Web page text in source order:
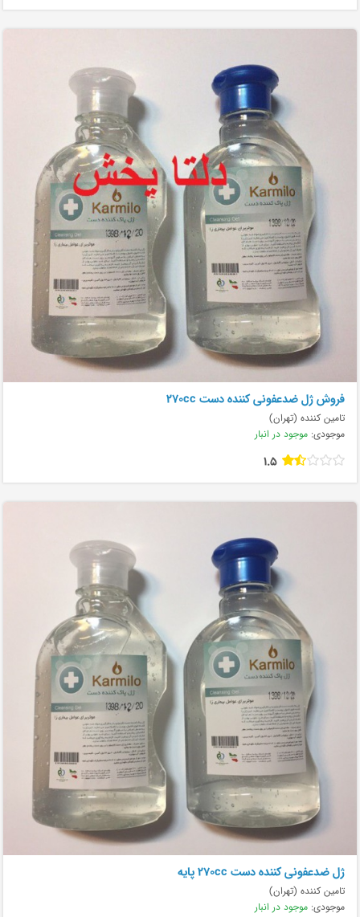
فروش ژل ضدعفونی کننده دست 270cc
تامین کننده (تهران)
موجودی: موجود در انبار
1.5
ژل ضدعفونی کننده دست 270cc پایه
تامین کننده (تهران)
موجودی: موجود در انبار